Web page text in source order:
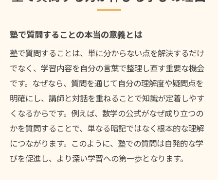
疑問を塾で解消するコツと実践法
塾講師との質問タイミングを考える
塾で疑問を整理する準備の手順とは
塾を活用した疑問解決の実体験例
塾で質問する勇気を持つための工夫
塾で疑問を解決する積極的な姿勢
北海道岩見沢市で塾を活用した学習法
塾の自習スペースを活用した学習法
塾での質問を生活リズムに組み込む
塾で質問することの本当の意義とは
塾で質問することは、単に分からない点を解決するだけ
でなく、学習内容を自分の言葉で整理し直す重要な機会
です。なぜなら、質問を通じて自分の理解度や疑問点を
明確にし、講師と対話を重ねることで知識が定着しやす
くなるからです。例えば、数学の公式がなぜ成り立つの
かを質問することで、単なる暗記ではなく根本的な理解
につながります。このように、塾での質問は自発的な学
びを促進し、より深い学習への第一歩となります。